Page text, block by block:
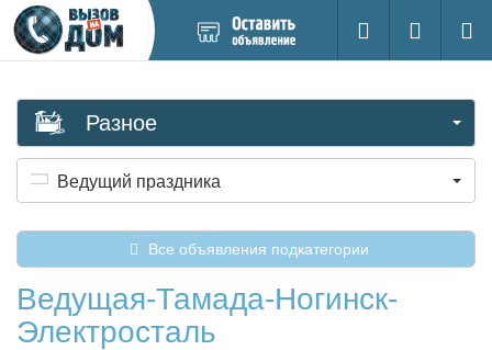
новое
Поиск
Вход на
Разное
Ведущий праздника
Все объявления подкатегории
Ведущая-Тамада-Ногинск-
Электросталь